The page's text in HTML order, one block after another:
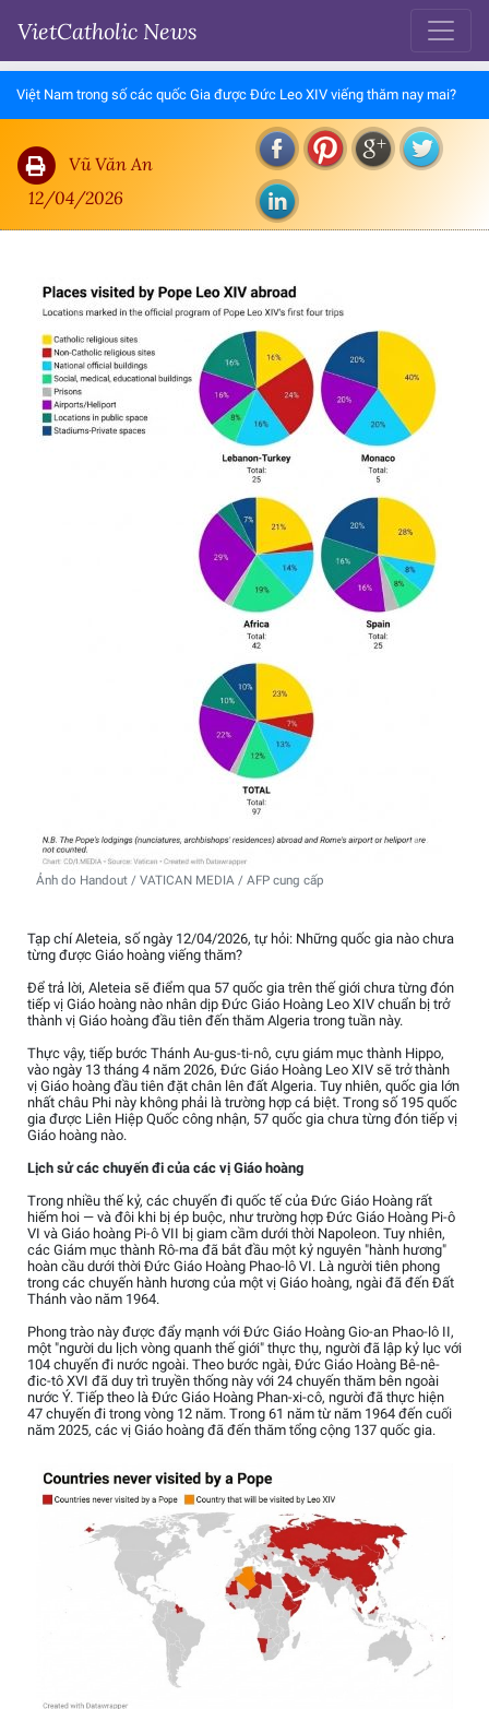
VietCatholic News
Việt Nam trong số các quốc Gia được Đức Leo XIV viếng thăm nay mai?
Vũ Văn An
12/04/2026
Ảnh do Handout / VATICAN MEDIA / AFP cung cấp
Tạp chí Aleteia, số ngày 12/04/2026, tự hỏi: Những quốc gia nào chưa
từng được Giáo hoàng viếng thăm?
Để trả lời, Aleteia sẽ điểm qua 57 quốc gia trên thế giới chưa từng đón
tiếp vị Giáo hoàng nào nhân dịp Đức Giáo Hoàng Leo XIV chuẩn bị trở
thành vị Giáo hoàng đầu tiên đến thăm Algeria trong tuần này.
Thực vậy, tiếp bước Thánh Au-gus-ti-nô, cựu giám mục thành Hippo,
vào ngày 13 tháng 4 năm 2026, Đức Giáo Hoàng Leo XIV sẽ trở thành
vị Giáo hoàng đầu tiên đặt chân lên đất Algeria. Tuy nhiên, quốc gia lớn
nhất châu Phi này không phải là trường hợp cá biệt. Trong số 195 quốc
gia được Liên Hiệp Quốc công nhận, 57 quốc gia chưa từng đón tiếp vị
Giáo hoàng nào.
Lịch sử các chuyến đi của các vị Giáo hoàng
Trong nhiều thế kỷ, các chuyến đi quốc tế của Đức Giáo Hoàng rất
hiếm hoi — và đôi khi bị ép buộc, như trường hợp Đức Giáo Hoàng Pi-ô
VI và Giáo hoàng Pi-ô VII bị giam cầm dưới thời Napoleon. Tuy nhiên,
các Giám mục thành Rô-ma đã bắt đầu một kỷ nguyên "hành hương"
hoàn cầu dưới thời Đức Giáo Hoàng Phao-lô VI. Là người tiên phong
trong các chuyến hành hương của một vị Giáo hoàng, ngài đã đến Đất
Thánh vào năm 1964.
Phong trào này được đẩy mạnh với Đức Giáo Hoàng Gio-an Phao-lô II,
một "người du lịch vòng quanh thế giới" thực thụ, người đã lập kỷ lục với
104 chuyến đi nước ngoài. Theo bước ngài, Đức Giáo Hoàng Bê-nê-
đic-tô XVI đã duy trì truyền thống này với 24 chuyến thăm bên ngoài
nước Ý. Tiếp theo là Đức Giáo Hoàng Phan-xi-cô, người đã thực hiện
47 chuyến đi trong vòng 12 năm. Trong 61 năm từ năm 1964 đến cuối
năm 2025, các vị Giáo hoàng đã đến thăm tổng cộng 137 quốc gia.